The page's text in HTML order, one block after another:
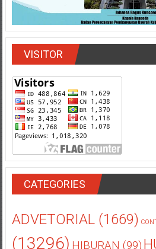
VISITOR
CATEGORIES
ADVETORIAL(1669)
(13296) HIBURAN (99)